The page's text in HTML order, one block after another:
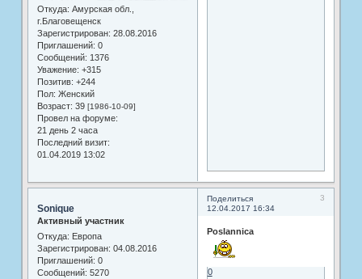
Откуда: Амурская обл.,
г.Благовещенск
Зарегистрирован: 28.08.2016
Приглашений: 0
Сообщений: 1376
Уважение: +315
Позитив: +244
Пол: Женский
Возраст: 39 [1986-10-09]
Провел на форуме:
21 день 2 часа
Последний визит:
01.04.2019 13:02
Поделиться
3
12.04.2017 16:34
Sonique
Активный участник
Откуда: Европа
Зарегистрирован: 04.08.2016
Приглашений: 0
Сообщений: 5270
Poslannica
0